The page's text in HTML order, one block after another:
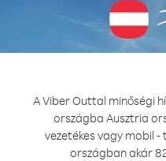
A Viber Outtal minőségi
országba Ausztria
vezetékes vagy mobil
országban akár